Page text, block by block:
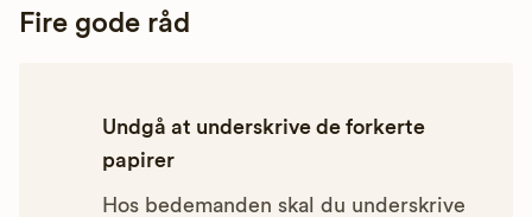
Fire gode råd
Undgå at underskrive de forkerte
papirer
Hos bedemanden skal du underskrive